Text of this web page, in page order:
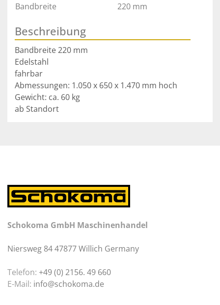
Bandbreite
220 mm
Beschreibung
Bandbreite 220 mm
Edelstahl
fahrbar
Abmessungen: 1.050 x 650 x 1.470 mm hoch
Gewicht: ca. 60 kg
ab Standort
Schokoma GmbH Maschinenhandel
Niersweg 84 47877 Willich Germany
Telefon: +49 (0) 2156. 49 660
E-Mail: info@schokoma.de